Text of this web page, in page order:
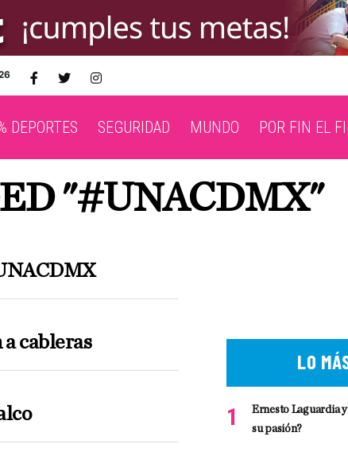
DEPORTES SEGURIDAD MUNDO POR FIN EL
"#UNACDMX"
cableras
LO
Ernesto Laguardia
su pasión?